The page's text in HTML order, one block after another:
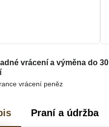
Praní a údržba
vrácení a výměna do 30
vrácení peněz